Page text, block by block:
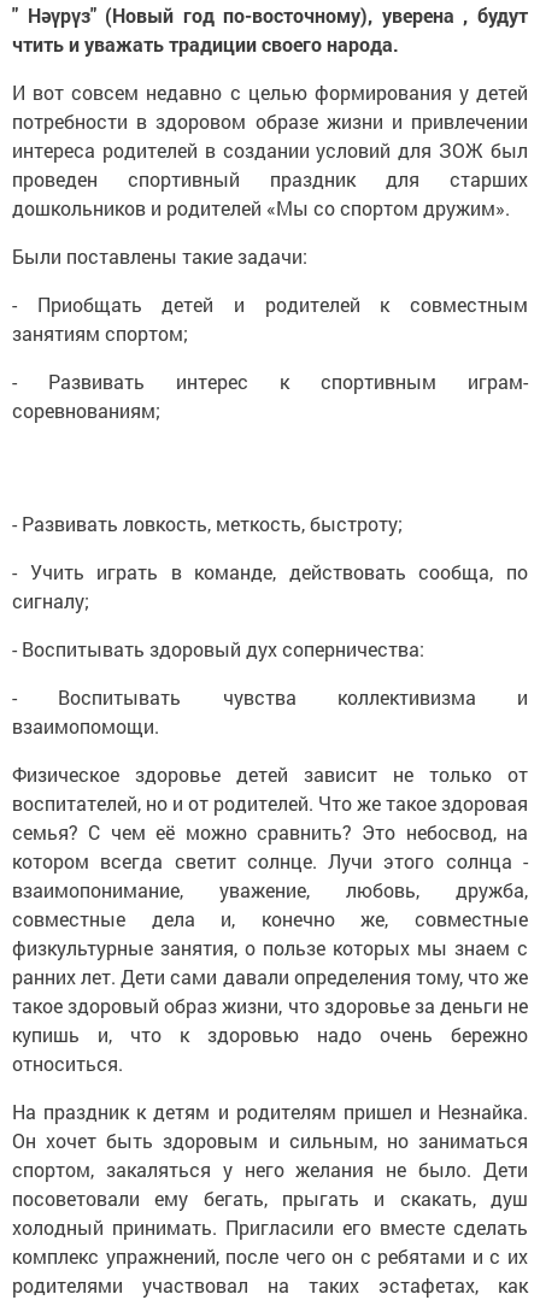
" Нәүрүз" (Новый год по-восточному), уверена , будут
чтить и уважать традиции своего народа.
И вот совсем недавно с целью формирования у детей
потребности в здоровом образе жизни и привлечении
интереса родителей в создании условий для ЗОЖ был
проведен спортивный праздник для старших
дошкольников и родителей «Мы со спортом дружим».
Были поставлены такие задачи:
- Приобщать детей и родителей к совместным
занятиям спортом;
- Развивать интерес к спортивным играм-
соревнованиям;
- Развивать ловкость, меткость, быстроту;
- Учить играть в команде, действовать сообща, по
сигналу;
- Воспитывать здоровый дух соперничества:
- Воспитывать чувства коллективизма и
взаимопомощи.
Физическое здоровье детей зависит не только от
воспитателей, но и от родителей. Что же такое здоровая
семья? С чем её можно сравнить? Это небосвод, на
котором всегда светит солнце. Лучи этого солнца -
взаимопонимание, уважение, любовь, дружба,
совместные дела и, конечно же, совместные
физкультурные занятия, о пользе которых мы знаем с
ранних лет. Дети сами давали определения тому, что же
такое здоровый образ жизни, что здоровье за деньги не
купишь и, что к здоровью надо очень бережно
относиться.
На праздник к детям и родителям пришел и Незнайка.
Он хочет быть здоровым и сильным, но заниматься
спортом, закаляться у него желания не было. Дети
посоветовали ему бегать, прыгать и скакать, душ
холодный принимать. Пригласили его вместе сделать
комплекс упражнений, после чего он с ребятами и с их
родителями участвовал на таких эстафетах, как